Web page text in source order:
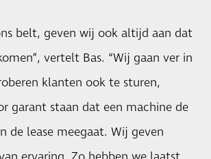
belt, geven wij ook altijd aan dat
vertelt Bas. “Wij gaan ver in
klanten ook te sturen,
garant staan dat een machine de
de lease meegaat. Wij geven